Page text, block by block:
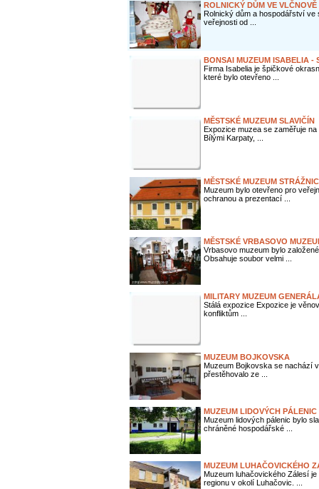
ROLNICKÝ DŮM VE VLČNOVĚ
Rolnický dům a hospodářství ve
veřejnosti od ...
BONSAI MUZEUM ISABELIA -
Firma Isabelia je špičkové
které bylo otevřeno ...
MĚSTSKÉ MUZEUM SLAVIČÍN
Expozice muzea se zaměřuje
Bílými Karpaty, ...
MĚSTSKÉ MUZEUM
Muzeum bylo otevřeno pro
ochranou a prezentací ...
MĚSTSKÉ VRBASOVO
Vrbasovo muzeum bylo
Obsahuje soubor velmi ...
MILITARY MUZEUM
Stálá expozice Expozice je
konfliktům ...
MUZEUM BOJKOVSKA
Muzeum Bojkovska se nachází
přestěhovalo ze ...
MUZEUM LIDOVÝCH PÁLENIC
Muzeum lidových pálenic bylo
chráněné hospodářské ...
MUZEUM LUHAČOVICKÉHO
Muzeum luhačovického Zálesí
regionu v okolí Luhačovic. ...